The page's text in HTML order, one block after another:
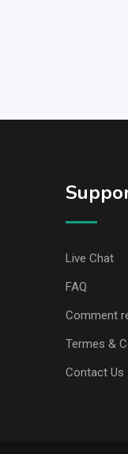
Live Chat
FAQ
Comment
Termes &
Contact Us